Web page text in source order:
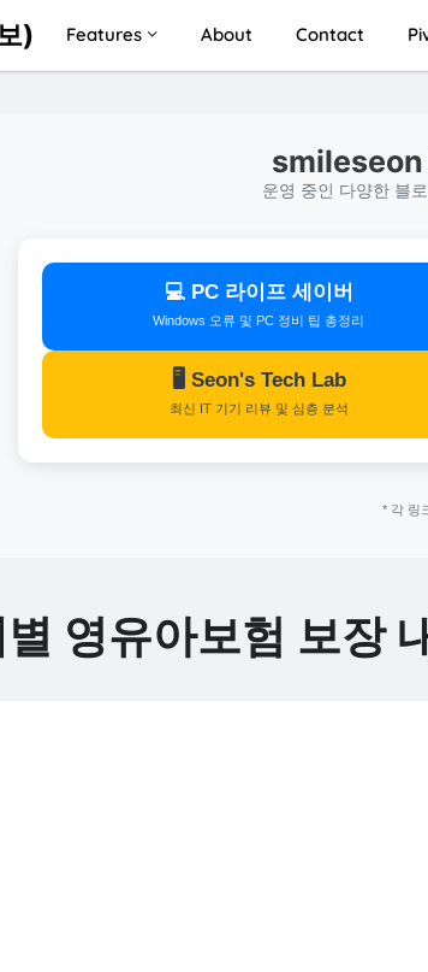
) Features About Contact
smileseon
운영 중인 다양한 블
💻 PC 라이프 세이버
Windows 오류 및 PC 정비 팁 총정리
🖥️ Seon's Tech Lab
최신 IT 기기 리뷰 및 심층 분석
* 각 링
영유아보험 보장